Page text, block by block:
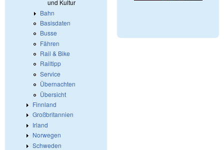
und Kultur
Bahn
Basisdaten
Busse
Fähren
Rail & Bike
Railtipp
Service
Übernachten
Übersicht
Finnland
Großbritannien
Irland
Norwegen
Schweden